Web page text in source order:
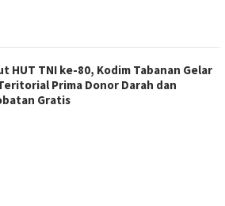
HUT TNI ke-80, Kodim Tabanan Gelar
Prima Donor Darah dan
Gratis